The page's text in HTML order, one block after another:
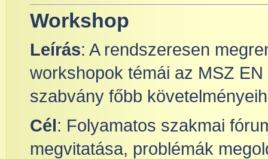
Workshop
Leírás: A rendszeresen
workshopok témái az MSZ
szabvány főbb
Cél: Folyamatos szakmai
megvitatása, problémák